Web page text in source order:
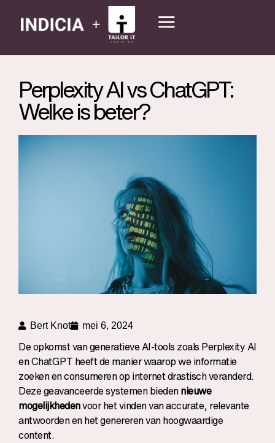
Perplexity AI vs ChatGPT:
Welke is beter?
Bert Knot mei 6, 2024
De opkomst van generatieve AI-tools zoals Perplexity AI
en ChatGPT heeft de manier waarop we informatie
zoeken en consumeren op internet drastisch veranderd.
Deze geavanceerde systemen biedennieuwe
mogelijkhedenvoor het vinden van accurate, relevante
antwoorden en het genereren van hoogwaardige
content.